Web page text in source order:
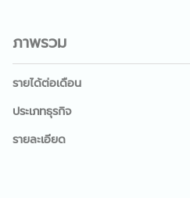
ภาพรวม
รายได้ต่อเดือน
ประเภทธุรกิจ
รายละเอียด